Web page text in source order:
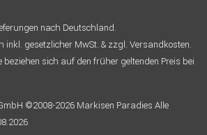
nach Deutschland.
inkl. gesetzlicher MwSt. & zzgl. Versandkosten.
beziehen sich auf den früher geltenden Preis bei
©2008-2026 Markisen Paradies Alle